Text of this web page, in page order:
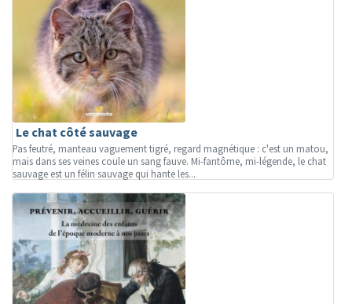
Le chat côté sauvage
Pas feutré, manteau vaguement tigré, regard magnétique : c'est un matou,
mais dans ses veines coule un sang fauve. Mi-fantôme, mi-légende, le chat
sauvage est un félin sauvage qui hante les...